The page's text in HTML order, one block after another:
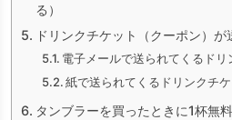
る）
ドリンクチケット（クーポン）が
電子メールで送られてくるドリ
紙で送られてくるドリンクチケ
タンブラーを買ったときに1杯無料